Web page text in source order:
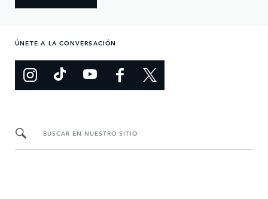
ÚNETE A LA CONVERSACIÓN
BUSCAR EN NUESTRO SITIO